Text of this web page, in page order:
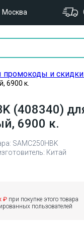
Москва
промокоды и
6900 к.
(408340)
6900 к.
SAMC250HBK
Китай
₽ при покупке этого товара
пользователей